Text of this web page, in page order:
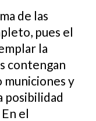
de las
pues el
la
contengan
y
posibilidad
el